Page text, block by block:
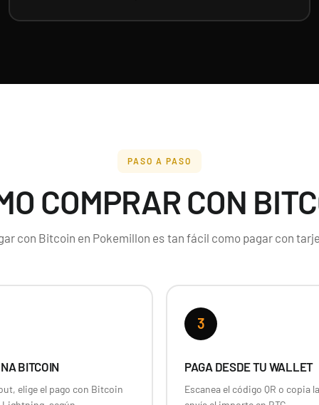
PASO A PASO
COMPRAR CON
con Bitcoin en Pokemillon es tan fácil como pagar con
BITCOIN
elige el pago con Bitcoin
3
PAGA DESDE TU WALLET
Escanea el código QR o copia